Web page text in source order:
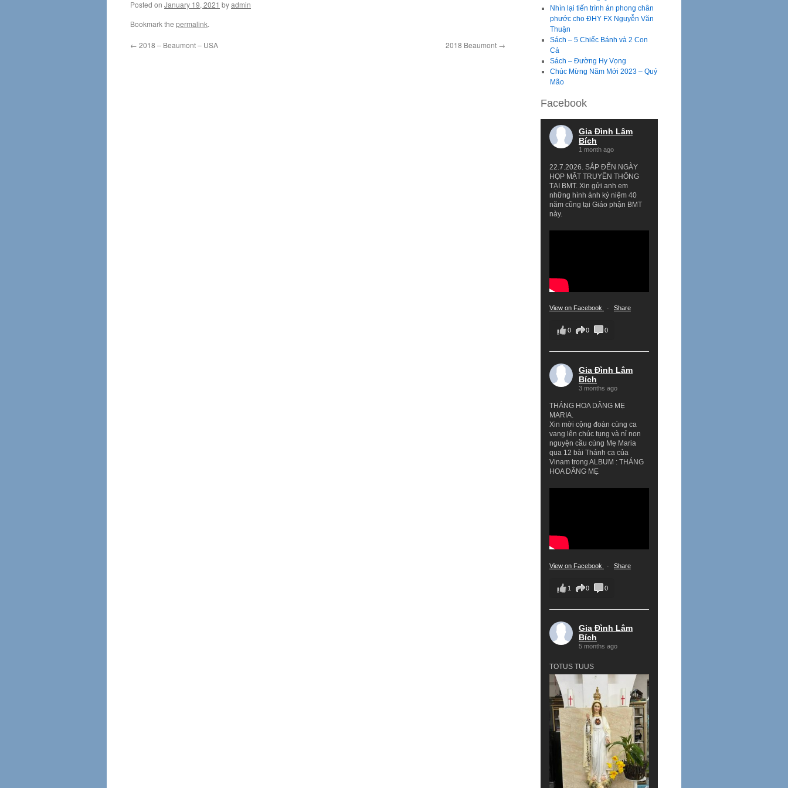
Posted on January 19, 2021 byadmin
Bookmark the permalink.
← 2018 – Beaumont – USA 2018 Beaumont →
Nhìn lại tiến trình án phong chân
phước cho ĐHY FX Nguyễn Văn
Thuận
Sách – 5 Chiếc Bánh và 2 Con
Cá
Sách – Đường Hy Vọng
Chúc Mừng Năm Mới 2023 – Quý
Mão
Facebook
Gia Đình Lâm
Bích
1 month ago
22.7.2026. SẮP ĐẾN NGÀY
HỌP MẶT TRUYỀN THỐNG
TẠI BMT. Xin gửi anh em
những hình ảnh kỷ niệm 40
năm cũng tại Giáo phận BMT
này.
View on Facebook · Share
0 0 0
Gia Đình Lâm
Bích
3 months ago
THÁNG HOA DÂNG MẸ
MARIA.
Xin mời cộng đoàn cùng ca
vang lên chúc tụng và nỉ non
nguyện cầu cùng Mẹ Maria
qua 12 bài Thánh ca của
Vinam trong ALBUM : THÁNG
HOA DÂNG MẸ
View on Facebook · Share
1 0 0
Gia Đình Lâm
Bích
5 months ago
TOTUS TUUS